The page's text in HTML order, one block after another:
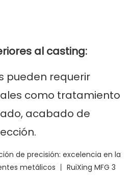
al casting:
pueden requerir
como tratamiento
acabado de